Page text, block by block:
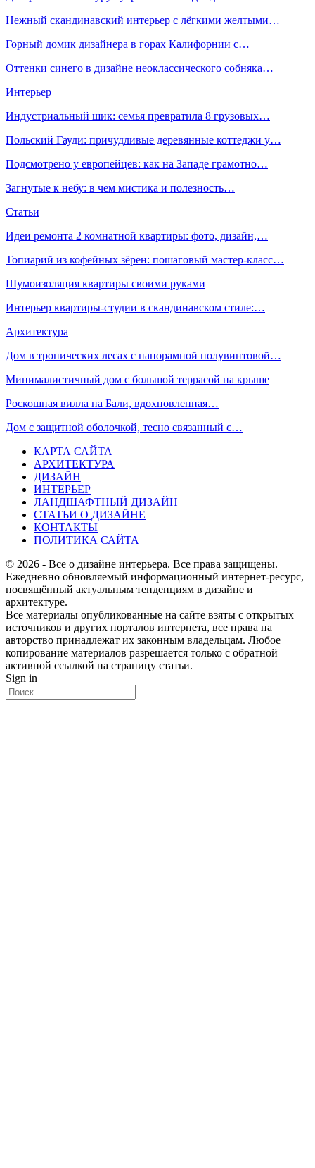
Нежный скандинавский интерьер с лёгкими желтыми…
Горный домик дизайнера в горах Калифорнии с…
Оттенки синего в дизайне неоклассического собняка…
Интерьер
Индустриальный шик: семья превратила 8 грузовых…
Польский Гауди: причудливые деревянные коттеджи у…
Подсмотрено у европейцев: как на Западе грамотно…
Загнутые к небу: в чем мистика и полезность…
Статьи
Идеи ремонта 2 комнатной квартиры: фото, дизайн,…
Топиарий из кофейных зёрен: пошаговый мастер-класс…
Шумоизоляция квартиры своими руками
Интерьер квартиры-студии в скандинавском стиле:…
Архитектура
Дом в тропических лесах с панорамной полувинтовой…
Минималистичный дом с большой террасой на крыше
Роскошная вилла на Бали, вдохновленная…
Дом с защитной оболочкой, тесно связанный с…
КАРТА САЙТА
АРХИТЕКТУРА
ДИЗАЙН
ИНТЕРЬЕР
ЛАНДШАФТНЫЙ ДИЗАЙН
СТАТЬИ О ДИЗАЙНЕ
КОНТАКТЫ
ПОЛИТИКА САЙТА
© 2026 - Все о дизайне интерьера. Все права защищены.
Ежедневно обновляемый информационный интернет-ресурс,
посвящённый актуальным тенденциям в дизайне и
архитектуре.
Все материалы опубликованные на сайте взяты с открытых
источников и других порталов интернета, все права на
авторство принадлежат их законным владельцам. Любое
копирование материалов разрешается только с обратной
активной ссылкой на страницу статьи.
Sign in